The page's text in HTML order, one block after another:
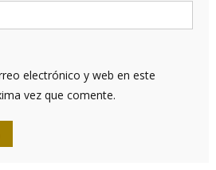
electrónico y web en este
vez que comente.